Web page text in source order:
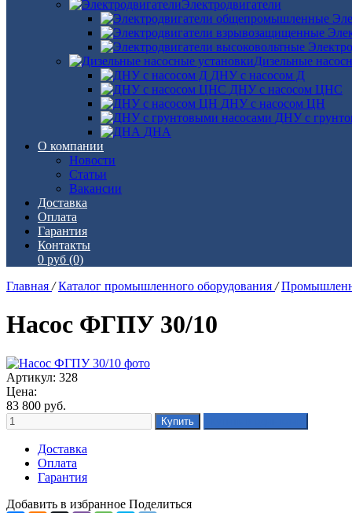
Электродвигатели
Дизельные
ДНУ с насосом Д
ДНУ с насосом ЦНС
ДНУ с насосом ЦН
ДНУ с
ДНА
О компании
Новости
Статьи
Вакансии
Доставка
Оплата
Гарантия
Контакты
0 руб (0)
Главная / Каталог промышленного оборудования /
Насос ФГПУ 30/10
Артикул: 328
Цена:
83 800 руб.
Доставка
Оплата
Гарантия
Добавить в избранное Поделиться